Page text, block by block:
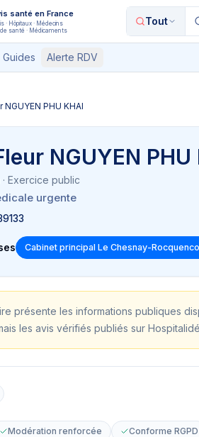
santé en France
· Hôpitaux · Médecins
santé · Médicaments
Tout
Guides Alerte RDV
NGUYEN PHU KHAI
NGUYEN PHU
· Exercice public
urgente
Cabinet principal Le Chesnay-
présente les informations publiques
les avis vérifiés publiés sur
Modération renforcée Conforme RGPD